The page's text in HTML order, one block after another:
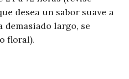
desea un sabor suave a
demasiado largo, se
floral).